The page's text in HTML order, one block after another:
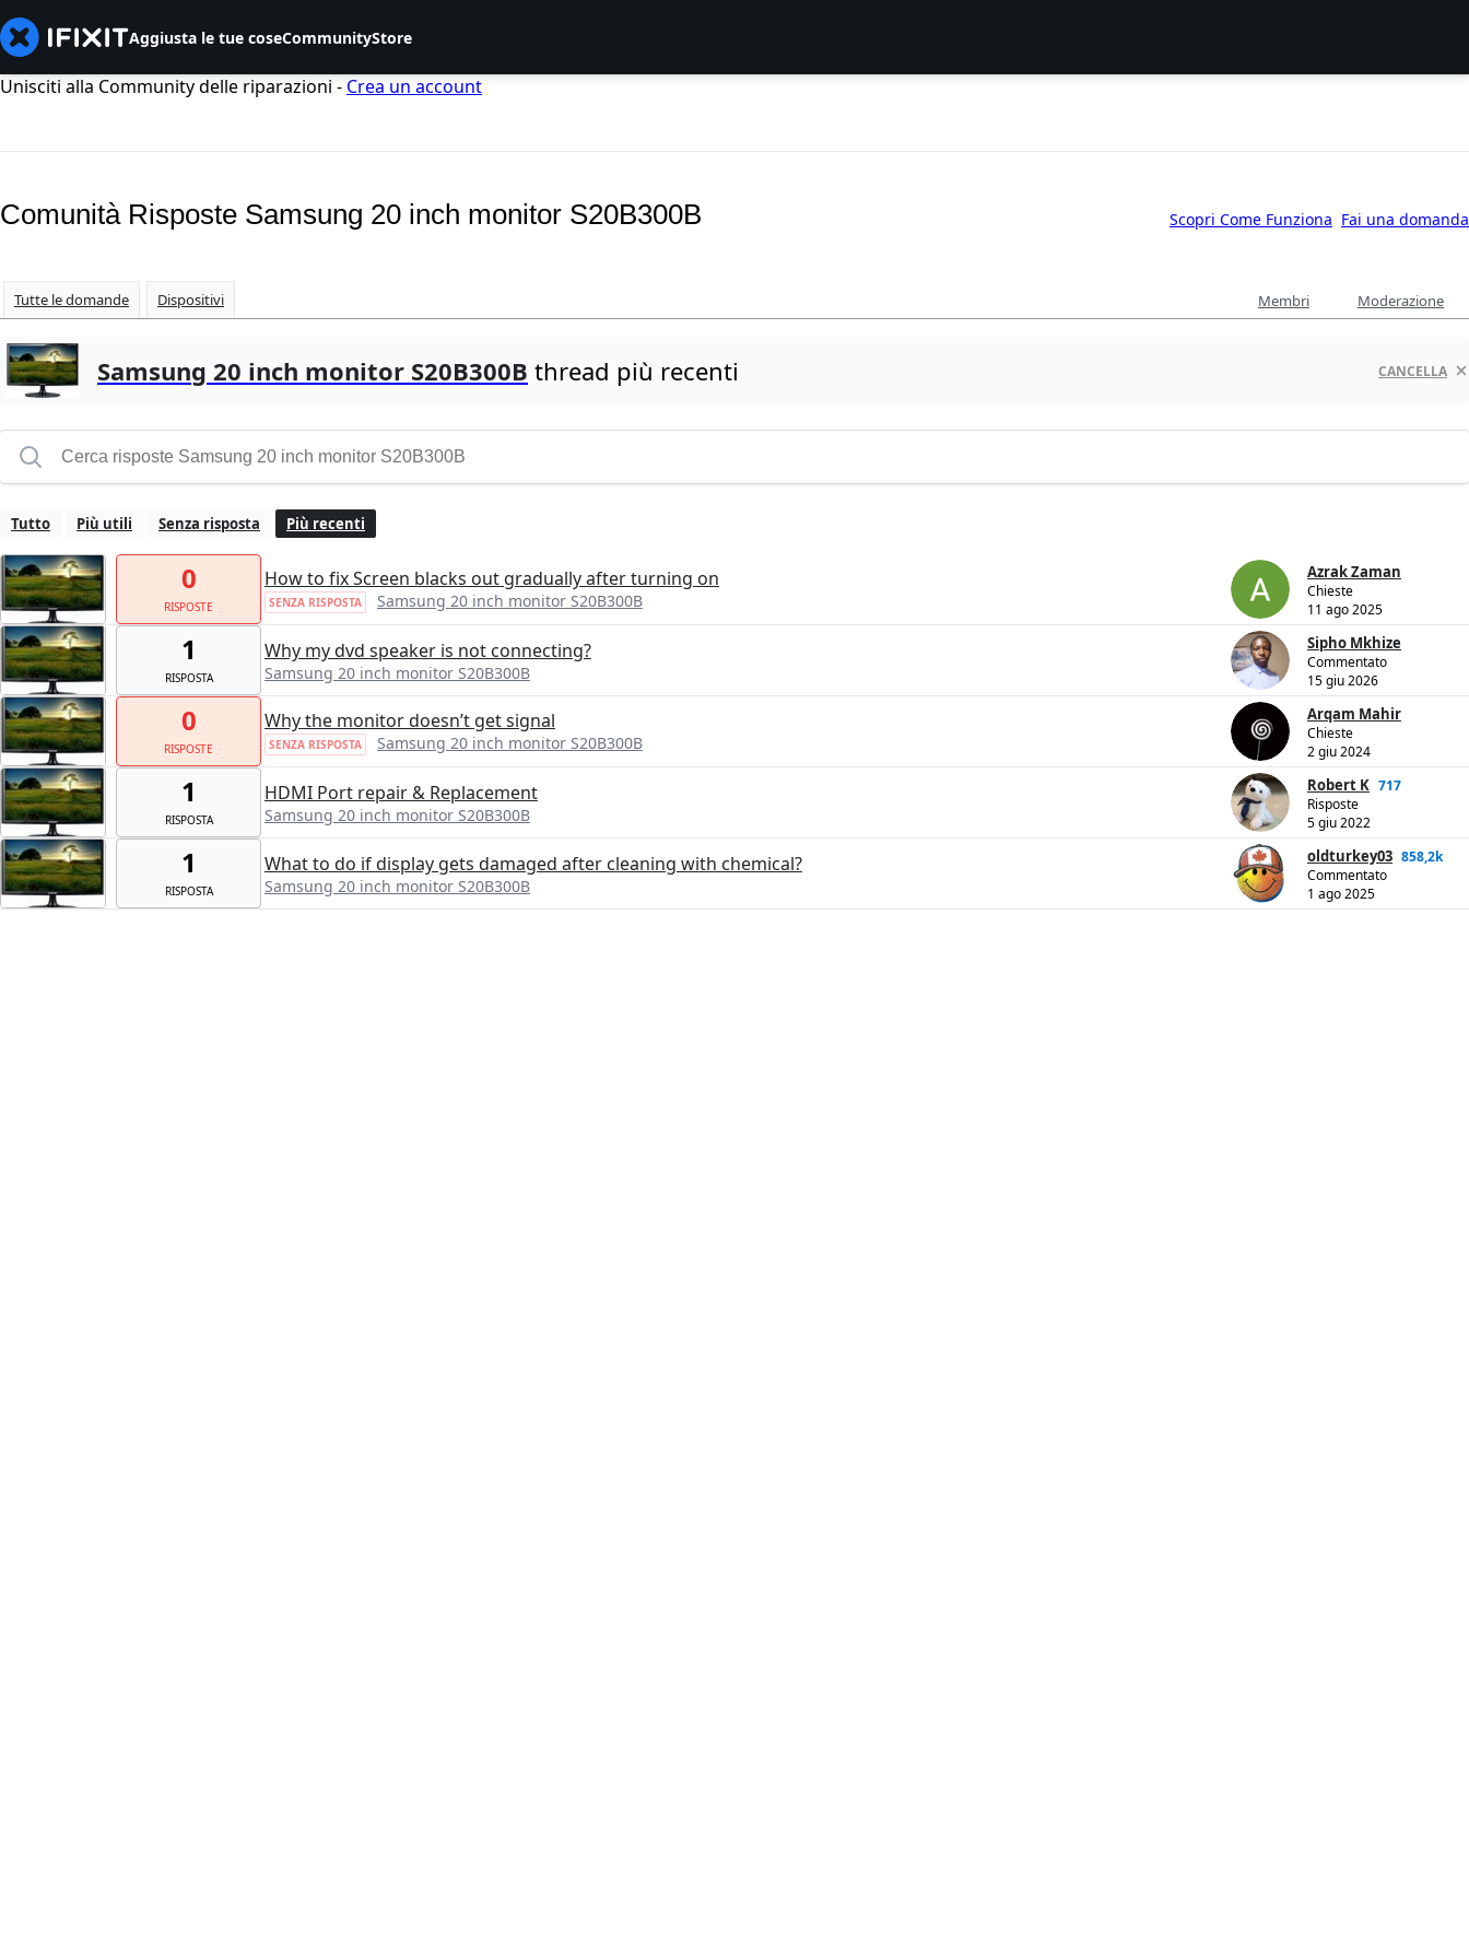
Aggiusta le tue coseCommunityStore
Unisciti alla Community delle riparazioni - Crea un account
Comunità Risposte Samsung 20 inch monitor S20B300B Scopri Come Funziona Fai una domanda
Tutte le domande Dispositivi Membri Moderazione
Samsung 20 inch monitor S20B300B thread più recenti CANCELLA
Tutto Più utili Senza risposta Più recenti
0
RISPOSTE
How to fix Screen blacks out gradually after turning on
SENZA RISPOSTA Samsung 20 inch monitor S20B300B
Azrak Zaman
Chieste
11 ago 2025
1
RISPOSTA
Why my dvd speaker is not connecting?
Samsung 20 inch monitor S20B300B
Sipho Mkhize
Commentato
15 giu 2026
0
RISPOSTE
Why the monitor doesn’t get signal
SENZA RISPOSTA Samsung 20 inch monitor S20B300B
Arqam Mahir
Chieste
2 giu 2024
1
RISPOSTA
HDMI Port repair & Replacement
Samsung 20 inch monitor S20B300B
Robert K 717
Risposte
5 giu 2022
1
RISPOSTA
What to do if display gets damaged after cleaning with chemical?
Samsung 20 inch monitor S20B300B
oldturkey03 858,2k
Commentato
1 ago 2025